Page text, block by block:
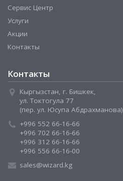
Сервис Центр
Услуги
Акции
Контакты
Контакты
Кыргызстан, г. Бишкек,
ул. Токтогула 77
(пер. ул. Юсупа Абдрахманова)
+996 552 66-16-66
+996 702 66-16-66
+996 312 66-16-66
+996 556 66-16-00
sales@wizard.kg